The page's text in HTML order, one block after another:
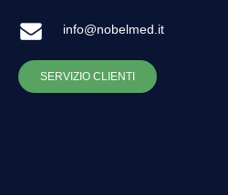
info@nobelmed.it
SERVIZIO CLIENTI